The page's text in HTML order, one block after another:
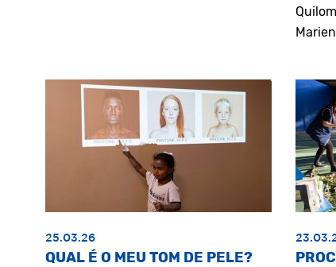
25.03.26
QUAL É O MEU TOM DE PELE?